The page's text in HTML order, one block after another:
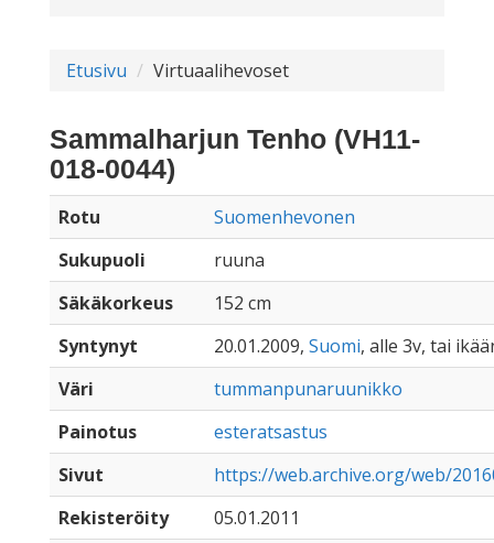
Etusivu Virtuaalihevoset
Sammalharjun Tenho (VH11-
018-0044)
Rotu
Suomenhevonen
Sukupuoli
ruuna
Säkäkorkeus
152 cm
Syntynyt
20.01.2009, Suomi, alle 3v, tai
Väri
tummanpunaruunikko
Painotus
esteratsastus
Sivut
https://web.archive.org/web/
Rekisteröity
05.01.2011